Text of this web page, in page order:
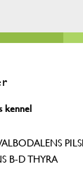
kennel
B-D THYRA